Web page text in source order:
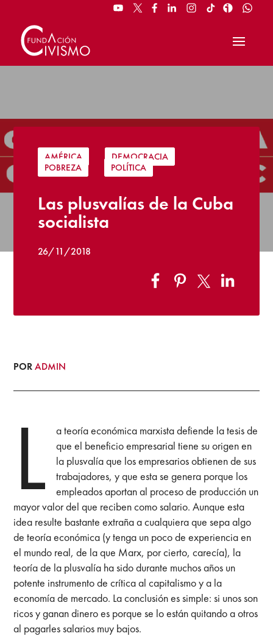
AMÉRICA | DEMOCRACIA
POBREZA
POLÍTICA
Las plusvalías de la Cuba
socialista
26/11/2018
PORADMIN
L
a teoría económica marxista defiende la tesis de
que el beneficio empresarial tiene su origen en
la plusvalía que los empresarios obtienen de sus
trabajadores, y que esta se genera porque los
empleados aportan al proceso de producción un
mayor valor del que reciben como salario. Aunque esta
idea resulte bastante extraña a cualquiera que sepa algo
de teoría económica (y tenga un poco de experiencia en
el mundo real, de la que Marx, por cierto, carecía), la
teoría de la plusvalía ha sido durante muchos años un
potente instrumento de crítica al capitalismo y a la
economía de mercado. La conclusión es simple: si unos son
ricos y ganan dinero es porque se lo están quitando a otros
al pagarles salarios muy bajos.